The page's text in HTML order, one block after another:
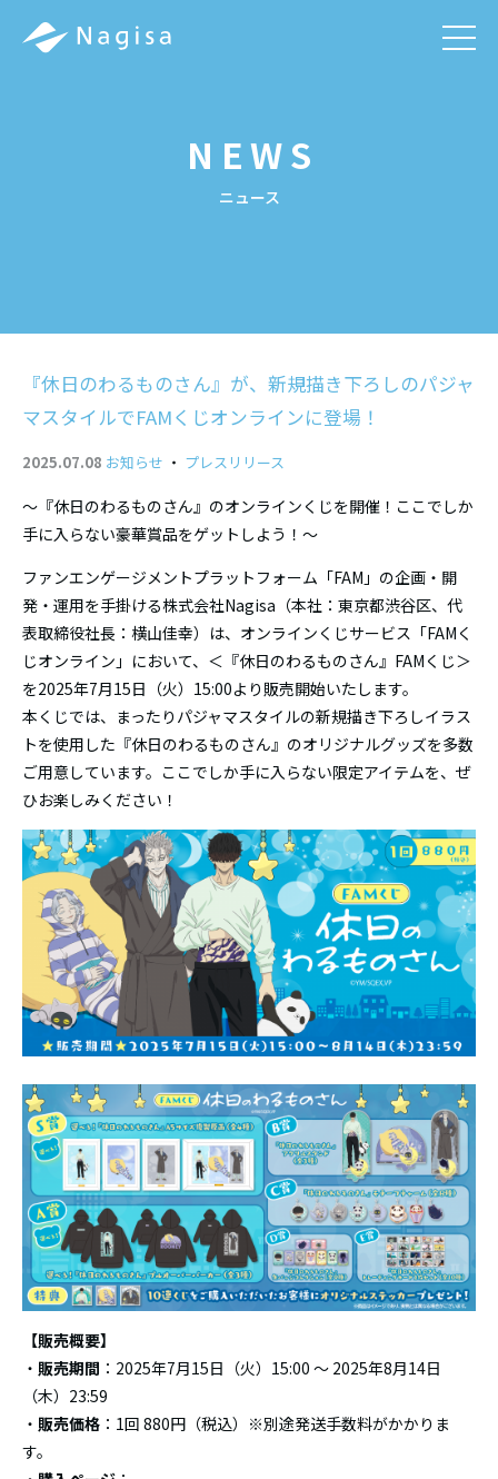
NEWS
ニュース
『休日のわるものさん』が、新規描き下ろしのパジャ
マスタイルでFAMくじオンラインに登場！
2025.07.08 お知らせ ・ プレスリリース
〜『休日のわるものさん』のオンラインくじを開催！ここでしか
手に入らない豪華賞品をゲットしよう！〜
ファンエンゲージメントプラットフォーム「FAM」の企画・開
発・運用を手掛ける株式会社Nagisa（本社：東京都渋谷区、代
表取締役社長：横山佳幸）は、オンラインくじサービス「FAMく
じオンライン」において、＜『休日のわるものさん』FAMくじ＞
を2025年7月15日（火）15:00より販売開始いたします。
本くじでは、まったりパジャマスタイルの新規描き下ろしイラス
トを使用した『休日のわるものさん』のオリジナルグッズを多数
ご用意しています。ここでしか手に入らない限定アイテムを、ぜ
ひお楽しみください！
【販売概要】
・ 販売期間 ：2025年7月15日（火）15:00 ～ 2025年8月14日
（木）23:59
・ 販売価格 ：1回 880円（税込）※別途発送手数料がかかりま
す。